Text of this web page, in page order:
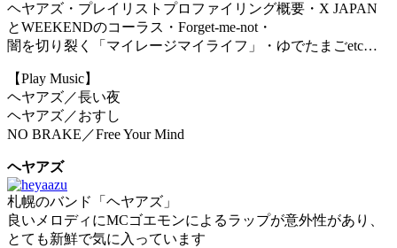
ヘヤアズ・プレイリストプロファイリング概要・X JAPAN
とWEEKENDのコーラス・Forget-me-not・
闇を切り裂く「マイレージマイライフ」・ゆでたまごetc…
【Play Music】
ヘヤアズ／長い夜
ヘヤアズ／おすし
NO BRAKE／Free Your Mind
ヘヤアズ
札幌のバンド「ヘヤアズ」
良いメロディにMCゴエモンによるラップが意外性があり、
とても新鮮で気に入っています